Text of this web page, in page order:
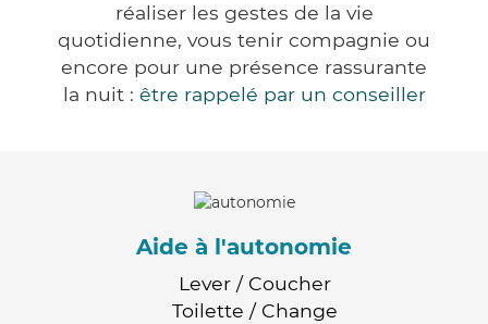
réaliser les gestes de la vie
quotidienne, vous tenir compagnie ou
encore pour une présence rassurante
la nuit : être rappelé par un conseiller
Aide à l'autonomie
Lever / Coucher
Toilette / Change